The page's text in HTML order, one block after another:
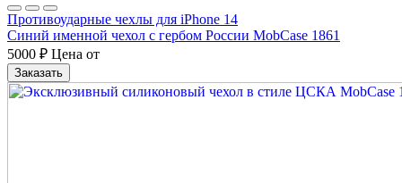
Противоударные чехлы для iPhone 14
Синий именной чехол с гербом России MobCase 1861
5000 ₽ Цена от
Заказать